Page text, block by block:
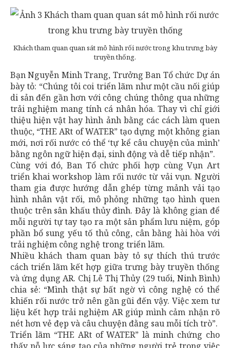
Khách tham quan quan sát mô hình rối nước trong khu trưng bày
truyền thống.
Bạn Nguyễn Minh Trang, Trưởng Ban Tổ chức Dự án
bày tỏ: “Chúng tôi coi triển lãm như một cầu nối giúp
di sản đến gần hơn với công chúng thông qua những
trải nghiệm mang tính cá nhân hóa. Thay vì chỉ giới
thiệu hiện vật hay hình ảnh bằng các cách làm quen
thuộc, “THE ARt of WATER” tạo dựng một không gian
mới, nơi rối nước có thể ‘tự kể câu chuyện của mình’
bằng ngôn ngữ hiện đại, sinh động và dễ tiếp nhận”.
Cùng với đó, Ban Tổ chức phối hợp cùng Vụn Art
triển khai workshop làm rối nước từ vải vụn. Người
tham gia được hướng dẫn ghép từng mảnh vải tạo
hình nhân vật rối, mô phỏng những tạo hình quen
thuộc trên sân khấu thủy đình. Đây là không gian để
mỗi người tự tay tạo ra một sản phẩm lưu niệm, góp
phần bổ sung yếu tố thủ công, cân bằng hài hòa với
trải nghiệm công nghệ trong triển lãm.
Nhiều khách tham quan bày tỏ sự thích thú trước
cách triển lãm kết hợp giữa trưng bày truyền thống
và ứng dụng AR. Chị Lê Thị Thủy (29 tuổi, Ninh Bình)
chia sẻ: “Mình thật sự bất ngờ vì công nghệ có thể
khiến rối nước trở nên gần gũi đến vậy. Việc xem tư
liệu kết hợp trải nghiệm AR giúp mình cảm nhận rõ
nét hơn vẻ đẹp và câu chuyện đằng sau mỗi tích trò”.
Triển lãm “THE ARt of WATER” là minh chứng cho